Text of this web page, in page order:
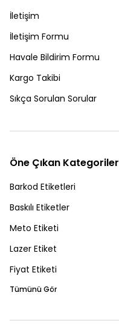
İletişim
İletişim Formu
Havale Bildirim Formu
Kargo Takibi
Sıkça Sorulan Sorular
Öne Çıkan Kategoriler
Barkod Etiketleri
Baskılı Etiketler
Meto Etiketi
Lazer Etiket
Fiyat Etiketi
Tümünü Gör